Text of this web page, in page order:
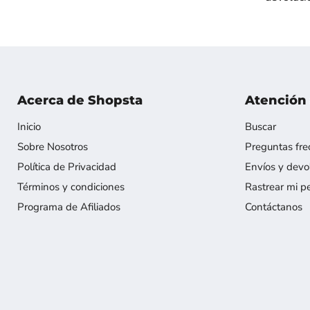
Acerca de Shopsta
Inicio
Sobre Nosotros
Política de Privacidad
Términos y condiciones
Programa de Afiliados
Atención
Buscar
Preguntas
Envíos y
Rastrear mi
Contáctanos